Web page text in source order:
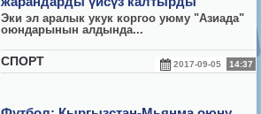
Эки эл аралык укук коргоо уюму "Азиада"
оюндарынын алдында...
СПОРТ 2017-09-05 14:37